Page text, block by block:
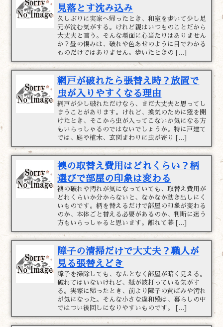
見落とす沈み込み
久しぶりに実家へ帰ったとき、和室を歩いて少し足
元が沈む気がする。けれど親はいつものことだから
大丈夫と言う。そんな場面に心当たりはありません
か？畳の傷みは、破れや色あせのように目でわかる
ものだけではありません。歩いたときの […]
網戸が破れたら張替え時？放置で
虫が入りやすくなる理由
網戸が少し破れただけなら、まだ大丈夫と思ってし
まうことがあります。けれど、換気のために窓を開
けたとき、そこから虫が入ってこないか気になる方
もいらっしゃるのではないでしょうか。特に戸建て
では、庭や植木、玄関まわりに虫が寄り […]
襖の取替え費用はどれくらい？柄
選びで部屋の印象は変わる
襖の破れや汚れが気になっていても、取替え費用が
どれくらいか分からないと、なかなか動き出しにく
いものです。柄を替えるだけで部屋の印象が変わる
のか、本体ごと替える必要があるのか、判断に迷う
方もいらっしゃると思います。離れて暮 […]
障子の清掃だけで大丈夫？職人が
見る張替えどき
障子を掃除しても、なんとなく部屋が暗く見える。
破れてはいないけれど、紙が波打っている気がす
る。実家に帰ったとき、前より障子の黄ばみや汚れ
が気になった。そんな小さな違和感は、暮らしの中
ではつい後回しになりやすいものです。 […]